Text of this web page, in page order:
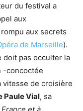
du festival a
aux
rompu aux secrets
de Marseille).
doit pas occulter la
-concoctée
vitesse de croisière
Paule Vial, sa
et à